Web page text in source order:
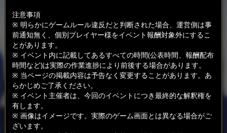
注意事項
※ 明らかにゲームルール違反だと判断された場合、運営側は事
前通知無く、個別プレイヤー様をイベント報酬対象外にするこ
とがあります。
※ イベント内に記載してあるすべての時間(公表時間、報酬配布
時間など)は実際の作業進捗により前後する場合があります。
※ 当ページの掲載内容は予告なく変更することがあります。あ
らかじめご了承ください。
※ イベント主催者は、今回のイベントにつき最終的な解釈権を
有します。
※ 画像はイメージです。実際のゲーム画面とは異なる場合がご
ざいます。